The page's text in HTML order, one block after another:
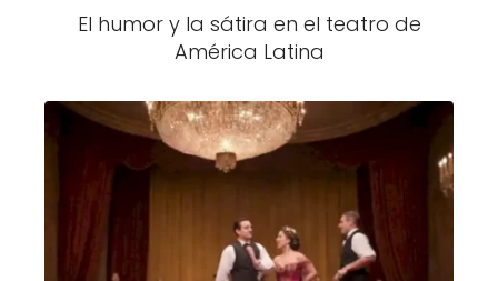
El humor y la sátira en el teatro de
América Latina